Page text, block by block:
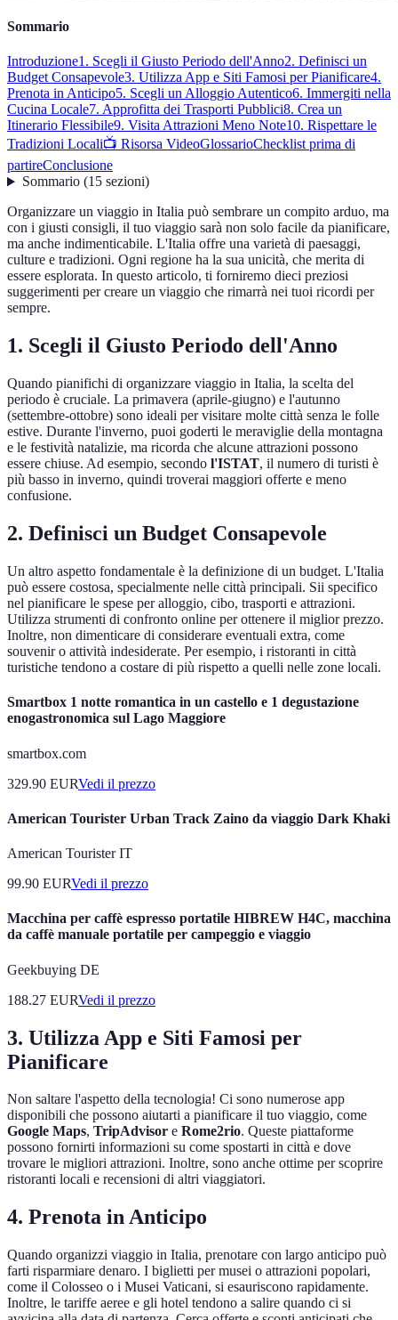
Sommario
Introduzione1. Scegli il Giusto Periodo dell'Anno2. Definisci un
Budget Consapevole3. Utilizza App e Siti Famosi per Pianificare4.
Prenota in Anticipo5. Scegli un Alloggio Autentico6. Immergiti nella
Cucina Locale7. Approfitta dei Trasporti Pubblici8. Crea un
Itinerario Flessibile9. Visita Attrazioni Meno Note10. Rispettare le
Tradizioni Locali📺 Risorsa VideoGlossarioChecklist prima di
partireConclusione
Sommario(15 sezioni)
Organizzare un viaggio in Italia può sembrare un compito arduo, ma
con i giusti consigli, il tuo viaggio sarà non solo facile da pianificare,
ma anche indimenticabile. L'Italia offre una varietà di paesaggi,
culture e tradizioni. Ogni regione ha la sua unicità, che merita di
essere esplorata. In questo articolo, ti forniremo dieci preziosi
suggerimenti per creare un viaggio che rimarrà nei tuoi ricordi per
sempre.
1. Scegli il Giusto Periodo dell'Anno
Quando pianifichi di organizzare viaggio in Italia, la scelta del
periodo è cruciale. La primavera (aprile-giugno) e l'autunno
(settembre-ottobre) sono ideali per visitare molte città senza le folle
estive. Durante l'inverno, puoi goderti le meraviglie della montagna
e le festività natalizie, ma ricorda che alcune attrazioni possono
essere chiuse. Ad esempio, secondo l'ISTAT, il numero di turisti è
più basso in inverno, quindi troverai maggiori offerte e meno
confusione.
2. Definisci un Budget Consapevole
Un altro aspetto fondamentale è la definizione di un budget. L'Italia
può essere costosa, specialmente nelle città principali. Sii specifico
nel pianificare le spese per alloggio, cibo, trasporti e attrazioni.
Utilizza strumenti di confronto online per ottenere il miglior prezzo.
Inoltre, non dimenticare di considerare eventuali extra, come
souvenir o attività indesiderate. Per esempio, i ristoranti in città
turistiche tendono a costare di più rispetto a quelli nelle zone locali.
Smartbox 1 notte romantica in un castello e 1 degustazione
enogastronomica sul Lago Maggiore
smartbox.com
329.90 EURVedi il prezzo
American Tourister Urban Track Zaino da viaggio Dark Khaki
American Tourister IT
99.90 EURVedi il prezzo
Macchina per caffè espresso portatile HIBREW H4C, macchina
da caffè manuale portatile per campeggio e viaggio
Geekbuying DE
188.27 EURVedi il prezzo
3. Utilizza App e Siti Famosi per
Pianificare
Non saltare l'aspetto della tecnologia! Ci sono numerose app
disponibili che possono aiutarti a pianificare il tuo viaggio, come
Google Maps, TripAdvisor e Rome2rio. Queste piattaforme
possono fornirti informazioni su come spostarti in città e dove
trovare le migliori attrazioni. Inoltre, sono anche ottime per scoprire
ristoranti locali e recensioni di altri viaggiatori.
4. Prenota in Anticipo
Quando organizzi viaggio in Italia, prenotare con largo anticipo può
farti risparmiare denaro. I biglietti per musei o attrazioni popolari,
come il Colosseo o i Musei Vaticani, si esauriscono rapidamente.
Inoltre, le tariffe aeree e gli hotel tendono a salire quando ci si